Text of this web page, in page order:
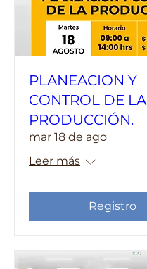
PLANEACION Y
CONTROL DE LA
PRODUCCIÓN.
mar 18 de ago
Leer más
Registro